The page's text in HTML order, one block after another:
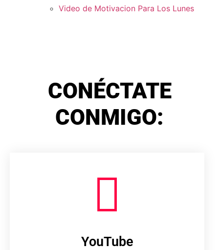
Video de Motivacion Para Los Lunes
CONÉCTATE
CONMIGO:
YouTube